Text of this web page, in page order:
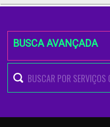
BUSCA AVANÇADA